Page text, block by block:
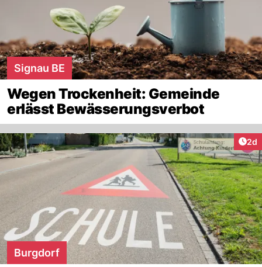
Signau BE
Wegen Trockenheit: Gemeinde
erlässt Bewässerungsverbot
2d
Burgdorf